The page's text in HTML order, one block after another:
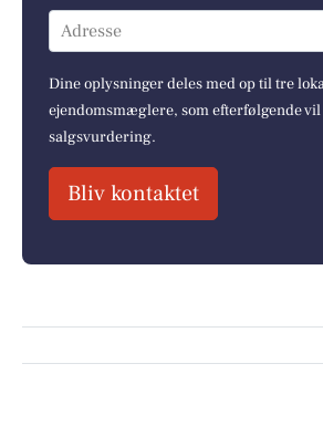
Adresse
Dine oplysninger deles med op til tre
ejendomsmæglere, som efterfølgende vil
salgsvurdering.
Bliv kontaktet